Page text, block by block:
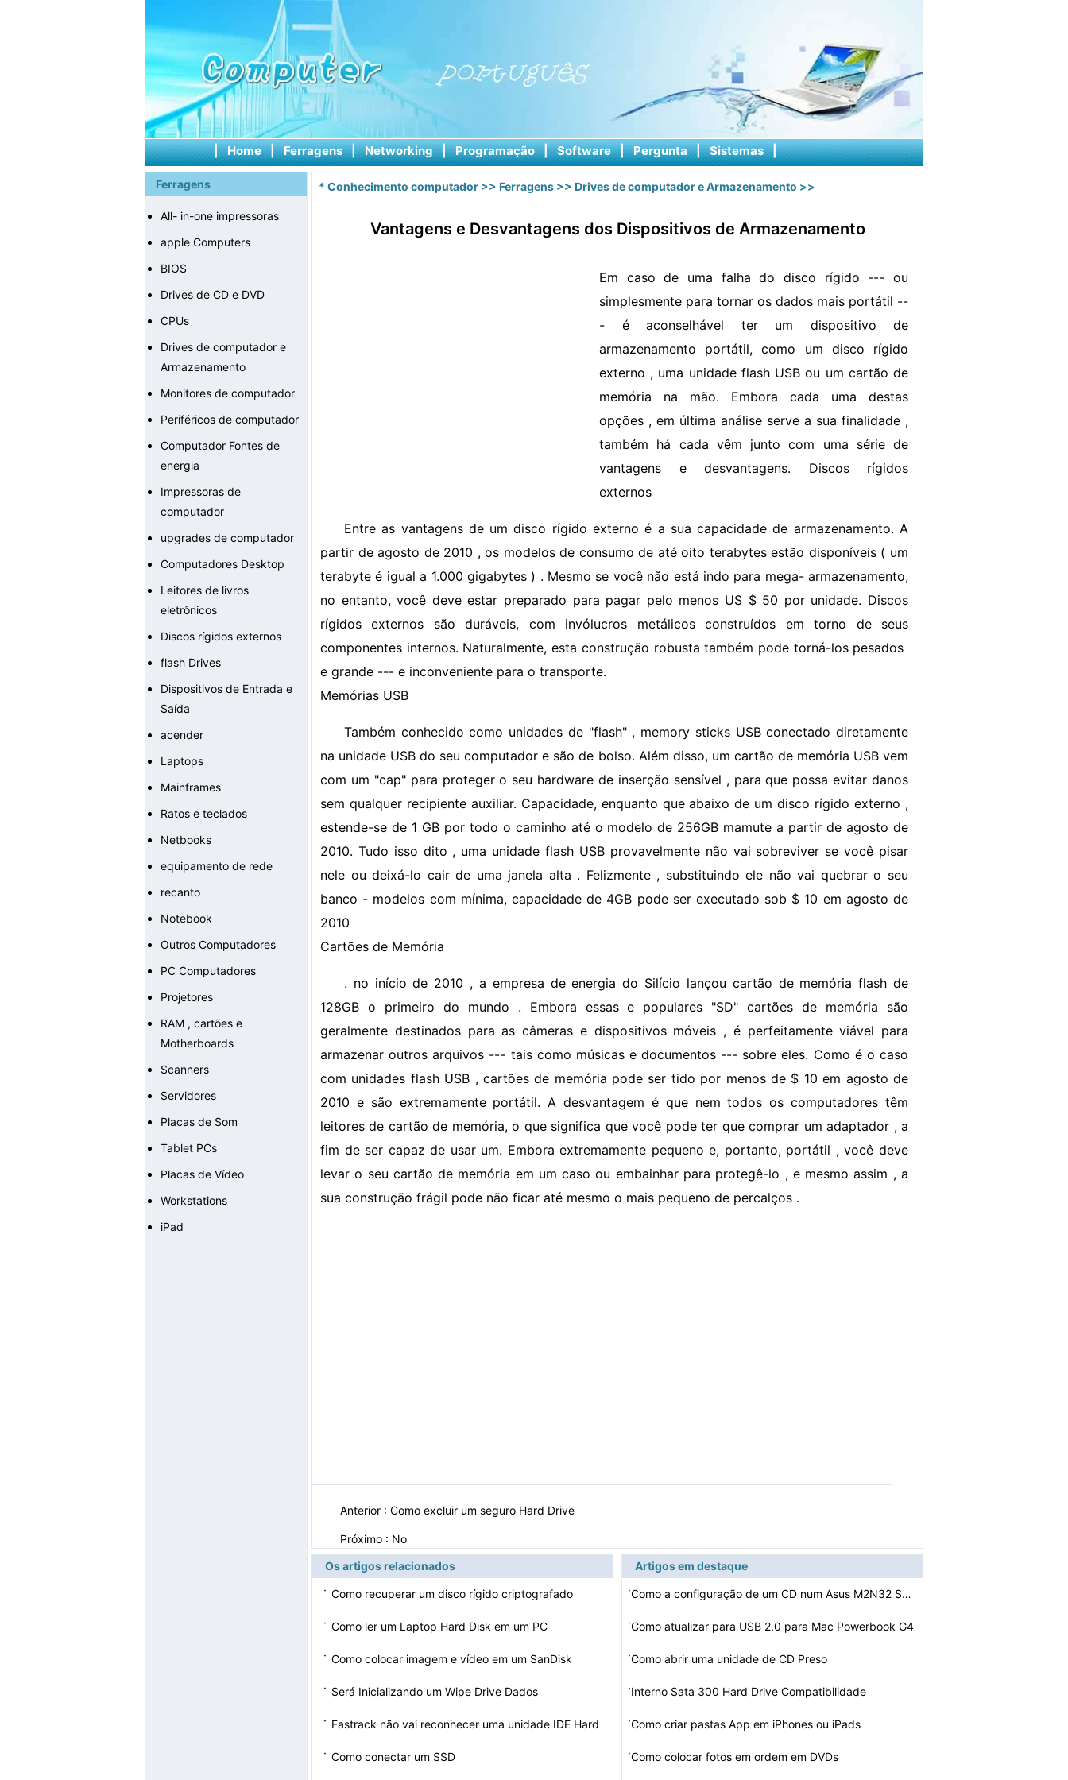
| Home | Ferragens | Networking | Programação | Software | Pergunta | Sistemas |
Ferragens
All- in-one impressoras
apple Computers
BIOS
Drives de CD e DVD
CPUs
Drives de computador e
Armazenamento
Monitores de computador
Periféricos de computador
Computador Fontes de
energia
Impressoras de
computador
upgrades de computador
Computadores Desktop
Leitores de livros
eletrônicos
Discos rígidos externos
flash Drives
Dispositivos de Entrada e
Saída
acender
Laptops
Mainframes
Ratos e teclados
Netbooks
equipamento de rede
recanto
Notebook
Outros Computadores
PC Computadores
Projetores
RAM , cartões e
Motherboards
Scanners
Servidores
Placas de Som
Tablet PCs
Placas de Vídeo
Workstations
iPad
* Conhecimento computador >> Ferragens >> Drives de computador e Armazenamento >>
Vantagens e Desvantagens dos Dispositivos de Armazenamento
Em caso de uma falha do disco rígido --- ou
simplesmente para tornar os dados mais portátil --
- é aconselhável ter um dispositivo de
armazenamento portátil, como um disco rígido
externo , uma unidade flash USB ou um cartão de
memória na mão. Embora cada uma destas
opções , em última análise serve a sua finalidade ,
também há cada vêm junto com uma série de
vantagens e desvantagens. Discos rígidos
externos
Entre as vantagens de um disco rígido externo é a sua capacidade de armazenamento. A
partir de agosto de 2010 , os modelos de consumo de até oito terabytes estão disponíveis ( um
terabyte é igual a 1.000 gigabytes ) . Mesmo se você não está indo para mega- armazenamento,
no entanto, você deve estar preparado para pagar pelo menos US $ 50 por unidade. Discos
rígidos externos são duráveis, com invólucros metálicos construídos em torno de seus
componentes internos. Naturalmente, esta construção robusta também pode torná-los pesados ​​
e grande --- e inconveniente para o transporte.
Memórias USB
Também conhecido como unidades de "flash" , memory sticks USB conectado diretamente
na unidade USB do seu computador e são de bolso. Além disso, um cartão de memória USB vem
com um "cap" para proteger o seu hardware de inserção sensível , para que possa evitar danos
sem qualquer recipiente auxiliar. Capacidade, enquanto que abaixo de um disco rígido externo ,
estende-se de 1 GB por todo o caminho até o modelo de 256GB mamute a partir de agosto de
2010. Tudo isso dito , uma unidade flash USB provavelmente não vai sobreviver se você pisar
nele ou deixá-lo cair de uma janela alta . Felizmente , substituindo ele não vai quebrar o seu
banco - modelos com mínima, capacidade de 4GB pode ser executado sob $ 10 em agosto de
2010
Cartões de Memória
. no início de 2010 , a empresa de energia do Silício lançou cartão de memória flash de
128GB o primeiro do mundo . Embora essas e populares "SD" cartões de memória são
geralmente destinados para as câmeras e dispositivos móveis , é perfeitamente viável para
armazenar outros arquivos --- tais como músicas e documentos --- sobre eles. Como é o caso
com unidades flash USB , cartões de memória pode ser tido por menos de $ 10 em agosto de
2010 e são extremamente portátil. A desvantagem é que nem todos os computadores têm
leitores de cartão de memória, o que significa que você pode ter que comprar um adaptador , a
fim de ser capaz de usar um. Embora extremamente pequeno e, portanto, portátil , você deve
levar o seu cartão de memória em um caso ou embainhar para protegê-lo , e mesmo assim , a
sua construção frágil pode não ficar até mesmo o mais pequeno de percalços .
Anterior : Como excluir um seguro Hard Drive
Próximo : No
Os artigos relacionados
· Como recuperar um disco rígido criptografado
· Como ler um Laptop Hard Disk em um PC
· Como colocar imagem e vídeo em um SanDisk
· Será Inicializando um Wipe Drive Dados
· Fastrack não vai reconhecer uma unidade IDE Hard
· Como conectar um SSD
Artigos em destaque
·
Como a configuração de um CD num Asus M2N32 SLI Delux…
·Como atualizar para USB 2.0 para Mac Powerbook G4
·Como abrir uma unidade de CD Preso
·Interno Sata 300 Hard Drive Compatibilidade
·Como criar pastas App em iPhones ou iPads
·Como colocar fotos em ordem em DVDs